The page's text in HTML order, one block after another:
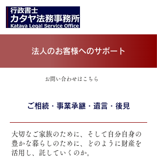
法人のお客様へのサポート
お問い合わせはこちら
ご相続・事業承継・遺言・後見
大切なご家族のために、そして自分自身の
豊かな暮らしのために、どのように財産を
活用し、託していくのか。